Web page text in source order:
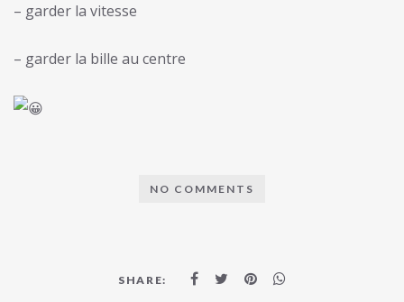
– garder la vitesse
– garder la bille au centre
NO COMMENTS
SHARE: